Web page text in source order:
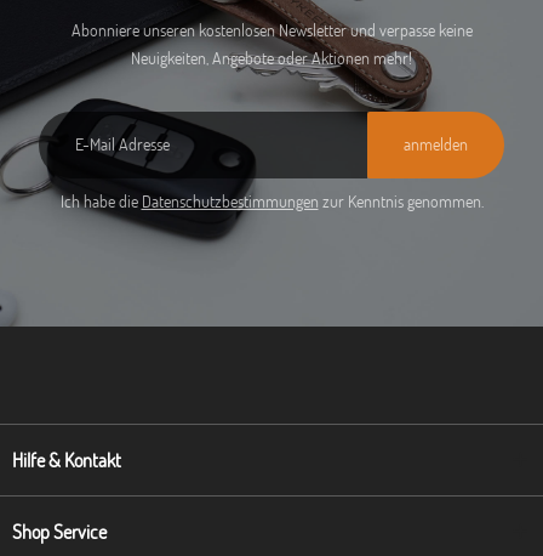
Abonniere unseren kostenlosen Newsletter und verpasse keine
Neuigkeiten, Angebote oder Aktionen mehr!
anmelden
Ich habe die Datenschutzbestimmungen zur Kenntnis genommen.
Hilfe & Kontakt
Shop Service